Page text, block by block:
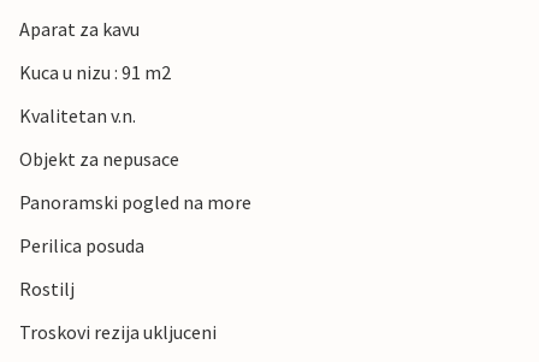
Aparat za kavu
Kuca u nizu : 91 m2
Kvalitetan v.n.
Objekt za nepusace
Panoramski pogled na more
Perilica posuda
Rostilj
Troskovi rezija ukljuceni